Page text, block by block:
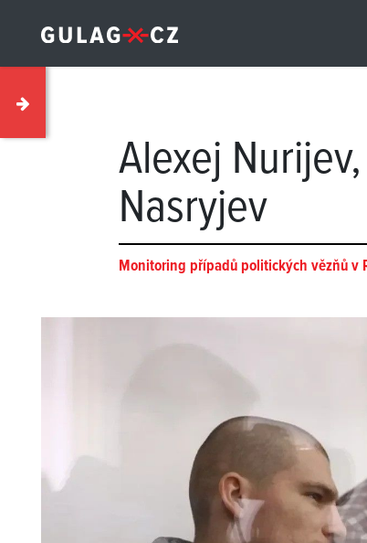
Alexej
Nasryjev
Monitoring případů politických vězňů v